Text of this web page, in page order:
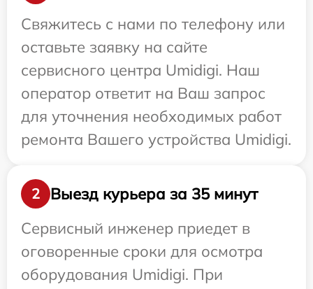
Свяжитесь с нами по телефону или
оставьте заявку на сайте
сервисного центра Umidigi. Наш
оператор ответит на Ваш запрос
для уточнения необходимых работ
ремонта Вашего устройства Umidigi.
2
Выезд курьера за 35 минут
Сервисный инженер приедет в
оговоренные сроки для осмотра
оборудования Umidigi. При